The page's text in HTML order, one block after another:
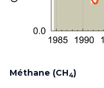
Méthane (CH4)